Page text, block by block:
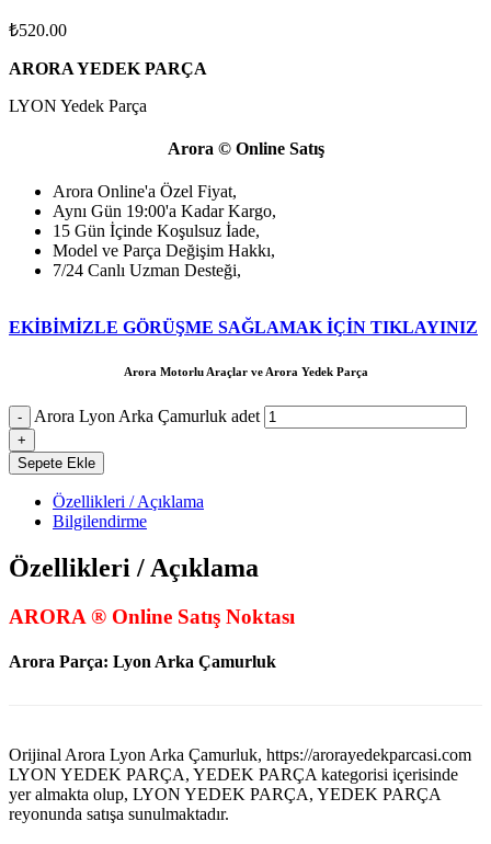
₺520.00
ARORA YEDEK PARÇA
LYON Yedek Parça
Arora © Online Satış
Arora Online'a Özel Fiyat,
Aynı Gün 19:00'a Kadar Kargo,
15 Gün İçinde Koşulsuz İade,
Model ve Parça Değişim Hakkı,
7/24 Canlı Uzman Desteği,
EKİBİMİZLE GÖRÜŞME SAĞLAMAK İÇİN TIKLAYINIZ
Arora Motorlu Araçlar ve Arora Yedek Parça
Arora Lyon Arka Çamurluk adet
Sepete Ekle
Özellikleri / Açıklama
Bilgilendirme
Özellikleri / Açıklama
ARORA ® Online Satış Noktası
Arora Parça: Lyon Arka Çamurluk
Orijinal Arora Lyon Arka Çamurluk, https://arorayedekparcasi.com
LYON YEDEK PARÇA, YEDEK PARÇA kategorisi içerisinde
yer almakta olup, LYON YEDEK PARÇA, YEDEK PARÇA
reyonunda satışa sunulmaktadır.